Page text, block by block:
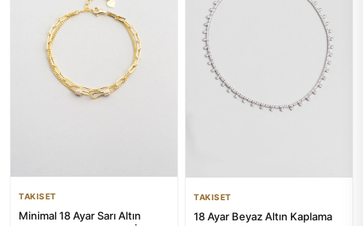
TAKISET
Minimal 18 Ayar Sarı Altın
TAKISET
18 Ayar Beyaz Altın Kaplama